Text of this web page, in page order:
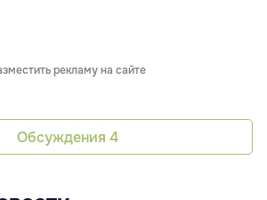
рекламу на сайте
Обсуждения 4